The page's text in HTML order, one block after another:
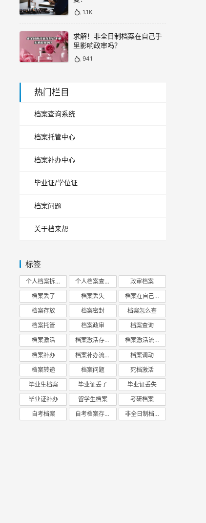
1.1K
求解！非全日制档案在自己手
里影响政审吗？
941
热门栏目
档案查询系统
档案托管中心
档案补办中心
毕业证/学位证
档案问题
关于档来帮
标签
个人档案拆开 个人档案查询 政审档案
档案丢了 档案丢失 档案在自己手里
档案存放 档案密封 档案怎么查
档案托管 档案政审 档案查询
档案激活 档案激活存放 档案激活流程
档案补办 档案补办流程 档案调动
档案转递 档案问题 死档激活
毕业生档案 毕业证丢了 毕业证丢失
毕业证补办 留学生档案 考研档案
自考档案 自考档案存放 非全日制档案